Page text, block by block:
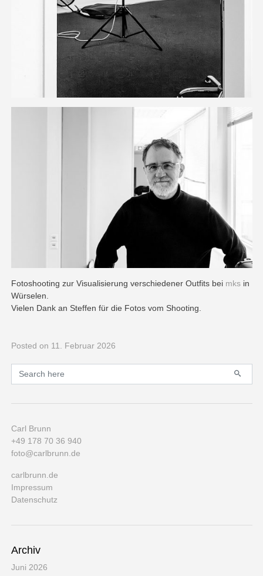
Fotoshooting zur Visualisierung verschiedener Outfits bei mksin
Würselen.
Vielen Dank an Steffen für die Fotos vom Shooting.
Posted on 11. Februar 2026
Primary
Search for:
Carl Brunn
+49 178 70 36 940
foto@carlbrunn.de
carlbrunn.de
Impressum
Datenschutz
Archiv
Juni 2026